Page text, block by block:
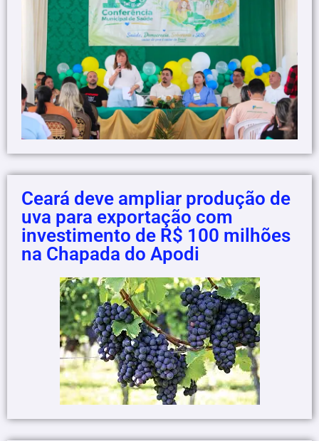
Ceará deve ampliar produção de
uva para exportação com
investimento de R$ 100 milhões
na Chapada do Apodi